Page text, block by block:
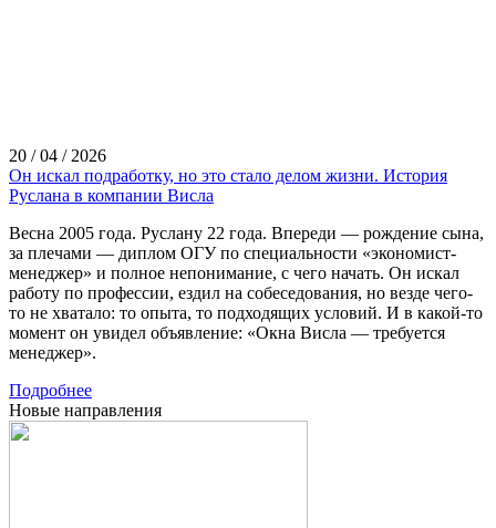
20 / 04 / 2026
Он искал подработку, но это стало делом жизни. История
Руслана в компании Висла
Весна 2005 года. Руслану 22 года. Впереди — рождение сына,
за плечами — диплом ОГУ по специальности «экономист-
менеджер» и полное непонимание, с чего начать. Он искал
работу по профессии, ездил на собеседования, но везде чего-
то не хватало: то опыта, то подходящих условий. И в какой-то
момент он увидел объявление: «Окна Висла — требуется
менеджер».
Подробнее
Новые направления